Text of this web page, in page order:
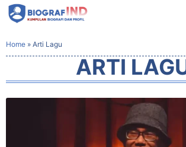
Home » Arti Lagu
ARTI